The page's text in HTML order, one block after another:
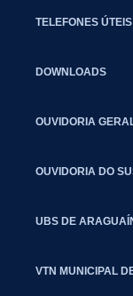
TELEFONES ÚTEIS
DOWNLOADS
OUVIDORIA
OUVIDORIA DO
UBS DE
VTN MUNICIPAL